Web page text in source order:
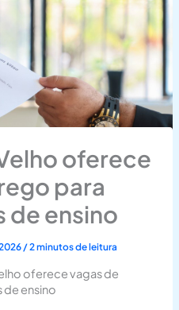
oferece
para
de ensino
/2 minutos de leitura
oferece vagas de
ensino